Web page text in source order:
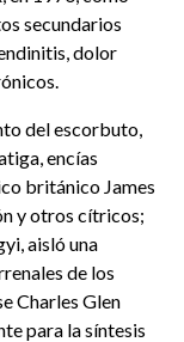
secundarios
dolor
del escorbuto,
encías
británico James
y otros cítricos;
aisló una
de los
Charles Glen
para la síntesis